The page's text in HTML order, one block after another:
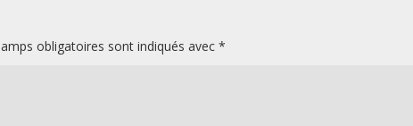
obligatoires sont indiqués avec*